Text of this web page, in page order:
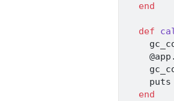
end
def
@app .
puts
end